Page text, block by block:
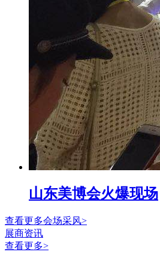
山东美博会火爆现场
查看更多会场采风>
展商资讯
查看更多>